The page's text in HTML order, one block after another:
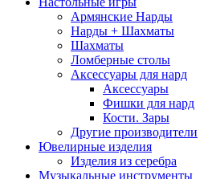
Армянские Нарды
Нарды + Шахматы
Шахматы
Ломберные столы
Аксессуары для нард
Аксессуары
Фишки для нард
Кости. Зары
Другие производители
Ювелирные изделия
Изделия из серебра
Музыкальные инструменты